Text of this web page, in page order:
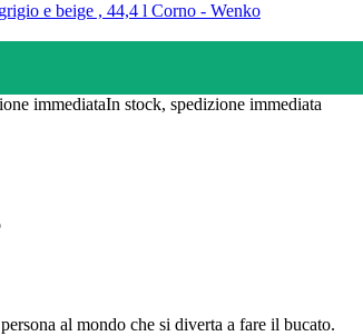
e beige , 44,4 l Corno - Wenko
immediataIn stock, spedizione immediata
al mondo che si diverta a fare il bucato.